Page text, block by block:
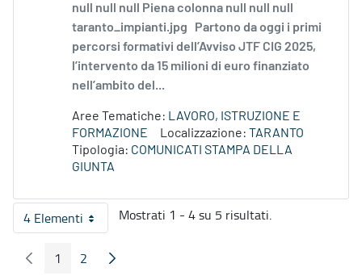
null null null Piena colonna null null null
taranto_impianti.jpg Partono da oggi i primi
percorsi formativi dell’Avviso JTF CIG 2025,
l’intervento da 15 milioni di euro finanziato
nell’ambito del...
Aree Tematiche: LAVORO, ISTRUZIONE E
FORMAZIONE
Localizzazione: TARANTO
Tipologia: COMUNICATI STAMPA DELLA
GIUNTA
4 ElementiPer pagina
Mostrati 1 - 4 su 5 risultati.
Pagina Precedente
Pagina
1 Pagina
2 Pagina Seguente